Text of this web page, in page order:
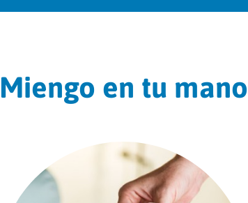
Miengo en tu mano